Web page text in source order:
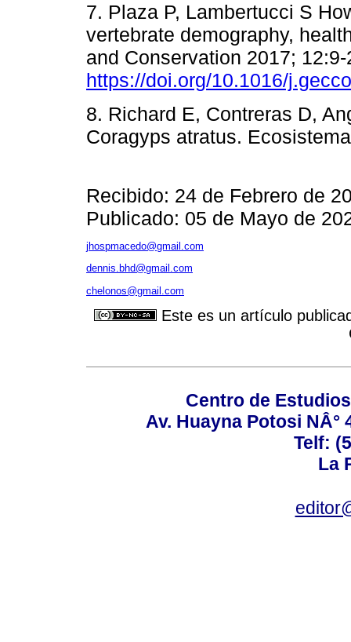
7. Plaza P, Lambertucci S
vertebrate demography,
and Conservation 2017; 12:9-
https://doi.org/10.1016/
8. Richard E, Contreras D,
Coragyps atratus.
Recibido: 24 de Febrero de
Publicado: 05 de Mayo de
jhospmacedo@gmail.com
dennis.bhd@gmail.com
chelonos@gmail.com
Este es un artículo
Centro de
Av. Huayna Potosi NÂ°
Telf:
La